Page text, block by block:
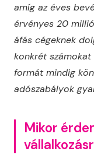
amíg az éves
érvényes 20
áfás cégeknek
konkrét
formát mindig
adószabályok
Mikor